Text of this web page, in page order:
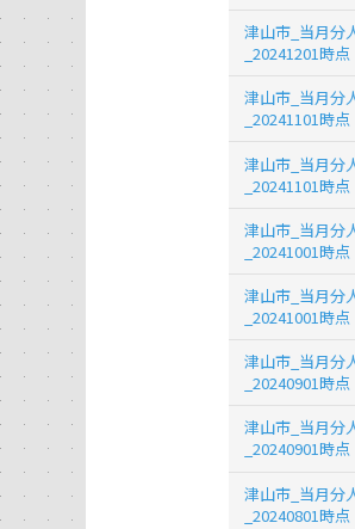
津山市_当月分
_20241201時点
津山市_当月分
_20241101時点
津山市_当月分
_20241101時点
津山市_当月分
_20241001時点
津山市_当月分
_20241001時点
津山市_当月分
_20240901時点
津山市_当月分
_20240901時点
津山市_当月分
_20240801時点